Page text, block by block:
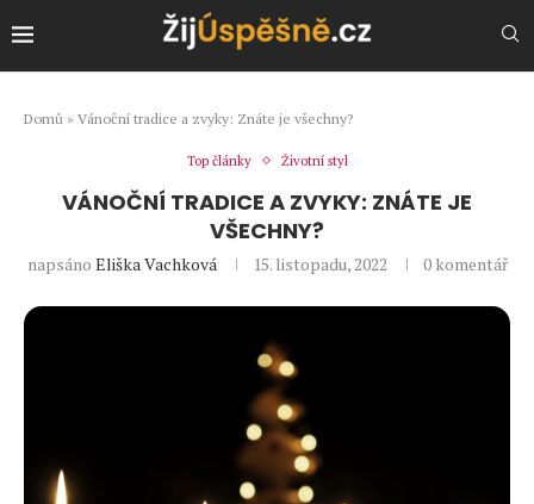
Domů » Vánoční tradice a zvyky: Znáte je všechny?
Top články Životní styl
VÁNOČNÍ TRADICE A ZVYKY: ZNÁTE JE
VŠECHNY?
napsáno Eliška Vachková 15. listopadu, 2022 0 komentář